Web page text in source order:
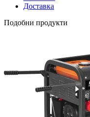
Доставка
Подобни продукти